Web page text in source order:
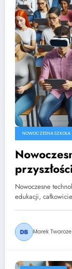
NOWOCZESNA SZKOŁA
Nowoczesne
edukacji,
Marek